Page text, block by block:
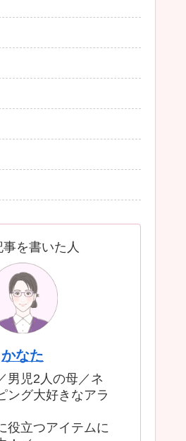
事を書いた人
かなた
男児2人の母／ネ
ング大好きなアラ
役立つアイテムに